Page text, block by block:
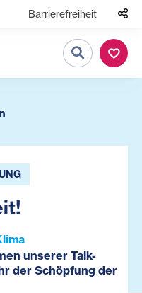
Barrierefreiheit
Suche
unserer Talk-
der Schöpfung der